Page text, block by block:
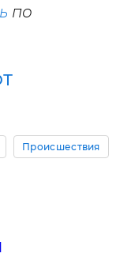
по
Происшествия